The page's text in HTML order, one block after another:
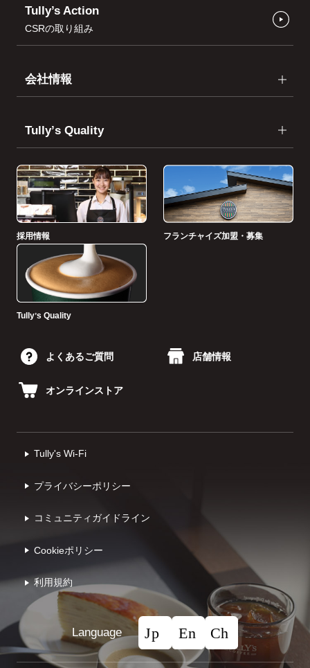
Tully’s Action
CSRの取り組み
会社情報
Tullyʼs Quality
採用情報 フランチャイズ加盟・募集
Tullyʼs Quality
よくあるご質問 店舗情報
オンラインストア
Tully's Wi-Fi
プライバシーポリシー
コミュニティガイドライン
Cookieポリシー
利⽤規約
Language